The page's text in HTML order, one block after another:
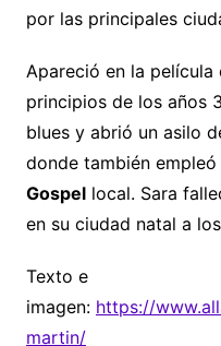
por las principales
Apareció en la película
principios de los años
blues y abrió un asilo
donde también
Gospellocal. Sara
en su ciudad natal a
Texto e
imagen: https://
martin/